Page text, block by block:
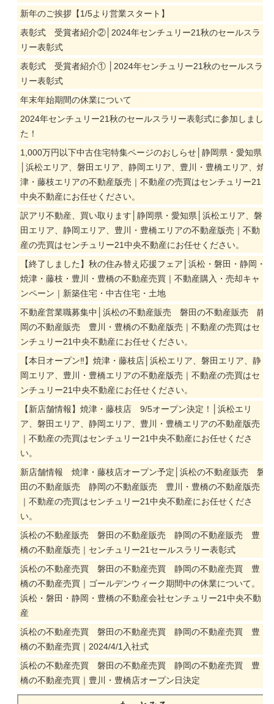
新年のご挨拶【1/5より営業スタート】
表彰式 受賞者紹介②│2024年センチュリー21秋のセールスラ
リー表彰式
表彰式 受賞者紹介① │2024年センチュリー21秋のセールスラ
リー表彰式
年末年始期間の休業について
2024年センチュリー21秋のセールスラリー表彰式に参加しまし
た！
1,000万円以下中古住宅特集ページのおしらせ│静岡県・愛知県
│浜松エリア、磐田エリア、静岡エリア、豊川・豊橋エリア、焼
津・藤枝エリアの不動産版売｜不動産の売買はセンチュリー21
中央不動産にお任せください。
訳アリ不動産、買い取ります│静岡県・愛知県│浜松エリア、磐
田エリア、静岡エリア、豊川・豊橋エリアの不動産版売｜不動
産の売買はセンチュリー21中央不動産にお任せください。
【終了しました】秋の住み替え応援フェア│浜松・磐田・静岡・
焼津・藤枝・豊川・豊橋の不動産売買｜不動産購入・売却キャ
ンペーン｜新築住宅・中古住宅・土地
不動産営業職募集中│浜松の不動産販売 磐田の不動産販売 静
岡の不動産販売 豊川・豊橋の不動産版売｜不動産の売買はセ
ンチュリー21中央不動産にお任せください。
【本日オープン‼】焼津・藤枝店│浜松エリア、磐田エリア、静
岡エリア、豊川・豊橋エリアの不動産版売｜不動産の売買はセ
ンチュリー21中央不動産にお任せください。
【新店舗情報】焼津・藤枝店 9/5オープン決定！│浜松エリ
ア、磐田エリア、静岡エリア、豊川・豊橋エリアの不動産版売
｜不動産の売買はセンチュリー21中央不動産にお任せくださ
い。
新店舗情報 焼津・藤枝店オープン予定│浜松の不動産販売 磐
田の不動産販売 静岡の不動産販売 豊川・豊橋の不動産版売
｜不動産の売買はセンチュリー21中央不動産にお任せくださ
い。
浜松の不動産販売 磐田の不動産販売 静岡の不動産販売 豊
橋の不動産版売｜センチュリー21セールスラリー表彰式
浜松の不動産売買 磐田の不動産売買 静岡の不動産売買 豊
橋の不動産売買｜ゴールデンウィーク期間中の休業について。
浜松・磐田・静岡・豊橋の不動産会社センチュリー21中央不動
産
浜松の不動産売買 磐田の不動産売買 静岡の不動産売買 豊
橋の不動産売買｜2024/4/1入社式
浜松の不動産売買 磐田の不動産売買 静岡の不動産売買 豊
橋の不動産売買｜豊川・豊橋店オープン日決定